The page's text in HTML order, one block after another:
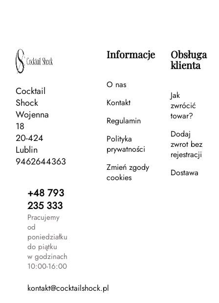
Cocktail
Shock
Wojenna
18
20-424
Lublin
9462644363
+48 793
235 333
Pracujemy
od
poniedziałku
do piątku
w godzinach
10:00-16:00
kontakt@cocktailshock.pl
Informacje
O nas
Kontakt
Regulamin
Polityka
prywatności
Zmień zgody
cookies
Obsługa
klienta
Jak
zwrócić
towar?
Dodaj
zwrot bez
rejestracji
Dostawa